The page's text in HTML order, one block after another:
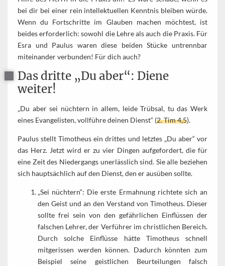
bei dir bei einer rein intellektuellen Kenntnis bleiben würde.
Wenn du Fortschritte im Glauben machen möchtest, ist
beides erforderlich: sowohl die Lehre als auch die Praxis. Für
Esra und Paulus waren diese beiden Stücke untrennbar
miteinander verbunden! Für dich auch?
Das dritte „Du aber“: Diene
weiter!
„Du aber sei nüchtern in allem, leide Trübsal, tu das Werk
eines Evangelisten, vollführe deinen Dienst“ (2. Tim 4,5).
Paulus stellt Timotheus ein drittes und letztes „Du aber“ vor
das Herz. Jetzt wird er zu vier Dingen aufgefordert, die für
eine Zeit des Niedergangs unerlässlich sind. Sie alle beziehen
sich hauptsächlich auf den Dienst, den er ausüben sollte.
„Sei nüchtern“: Die erste Ermahnung richtete sich an
den Geist und an den Verstand von Timotheus. Dieser
sollte frei sein von den gefährlichen Einflüssen der
falschen Lehrer, der Verführer im christlichen Bereich.
Durch solche Einflüsse hätte Timotheus schnell
mitgerissen werden können. Dadurch könnten zum
Beispiel seine geistlichen Beurteilungen falsch